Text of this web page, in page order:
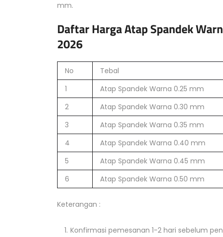
mm.
Daftar Harga Atap Spandek
2026
No Tebal
1
Atap Spandek Warna 0.25 mm
2
Atap Spandek Warna 0.30 mm
3
Atap Spandek Warna 0.35 mm
4
Atap Spandek Warna 0.40 mm
5
Atap Spandek Warna 0.45 mm
6
Atap Spandek Warna 0.50 mm
Keterangan :
Konfirmasi pemesanan 1-2 hari sebelum